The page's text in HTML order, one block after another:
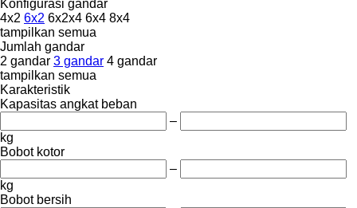
Konfigurasi gandar
4x2 6x2 6x2x4 6x4 8x4
tampilkan semua
Jumlah gandar
2 gandar 3 gandar 4 gandar
tampilkan semua
Karakteristik
Kapasitas angkat beban
–
kg
Bobot kotor
–
kg
Bobot bersih